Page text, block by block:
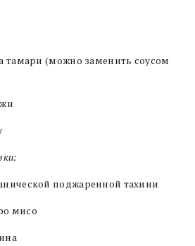
тамари (можно заменить соусом
поджаренной тахини
мисо